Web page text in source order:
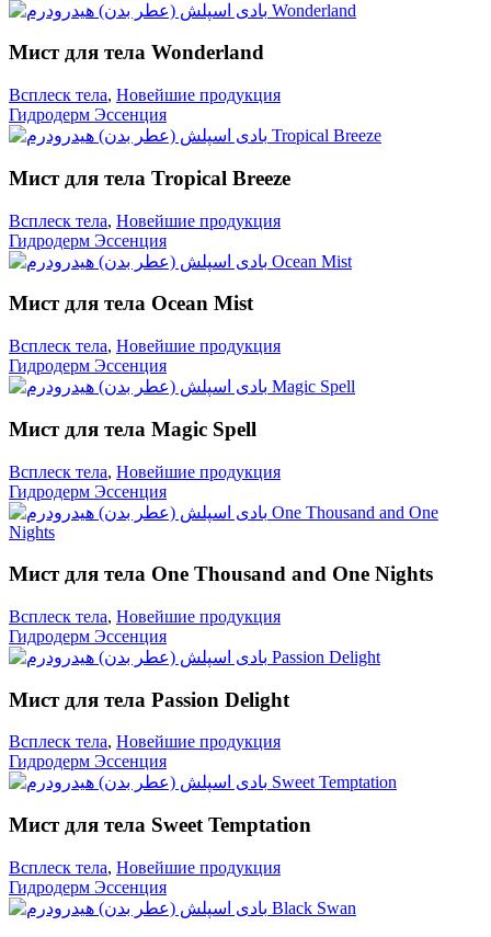
Мист для тела Wonderland
Всплеск тела, Новейшие продукция
Гидродерм Эссенция
Мист для тела Tropical Breeze
Всплеск тела, Новейшие продукция
Гидродерм Эссенция
Мист для тела Ocean Mist
Всплеск тела, Новейшие продукция
Гидродерм Эссенция
Мист для тела Magic Spell
Всплеск тела, Новейшие продукция
Гидродерм Эссенция
Мист для тела One Thousand and One Nights
Всплеск тела, Новейшие продукция
Гидродерм Эссенция
Мист для тела Passion Delight
Всплеск тела, Новейшие продукция
Гидродерм Эссенция
Мист для тела Sweet Temptation
Всплеск тела, Новейшие продукция
Гидродерм Эссенция